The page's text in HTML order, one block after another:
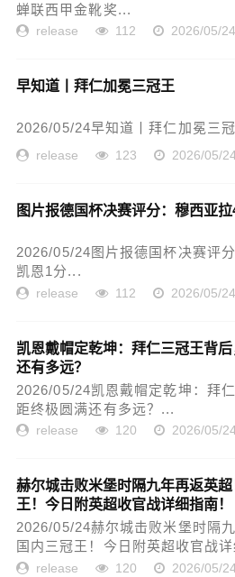
蝉联西甲金靴奖...
release 112 2026/05/24
早知道丨拜仁加冕三冠王
2026/05/24早知道丨拜仁加冕三
release 123 2026/05/
图片报德国杯决赛评分：穆西亚
2026/05/24图片报德国杯决赛评
凯恩1分...
release 112 2026/05/24
凯恩戴帽定乾坤：拜仁三冠王背
还有多远？
2026/05/24凯恩戴帽定乾坤：拜
距终极圆满还有多远？...
release 120 2026/05/
赫尔城击败米堡时隔九年再返英
王！今日附英超收官战详细指南！
2026/05/24赫尔城击败米堡时隔
国内三冠王！今日附英超收官战
release 120 2026/05/